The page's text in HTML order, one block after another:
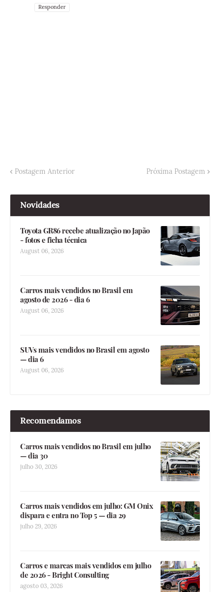
Responder
Postagem Anterior Próxima Postagem
Novidades
Toyota GR86 recebe atualização no Japão
- fotos e ficha técnica
August 06, 2026
Carros mais vendidos no Brasil em
agosto de 2026 - dia 6
August 06, 2026
SUVs mais vendidos no Brasil em agosto
— dia 6
August 06, 2026
Recomendamos
Carros mais vendidos no Brasil em julho
— dia 30
julho 30, 2026
Carros mais vendidos em julho: GM Onix
dispara e entra no Top 5 — dia 29
julho 29, 2026
Carros e marcas mais vendidos em julho
de 2026 - Bright Consulting
agosto 03, 2026